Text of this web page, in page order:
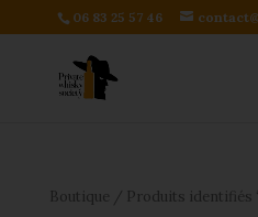
06 83 25 57 46
Boutique / Produits identifiés